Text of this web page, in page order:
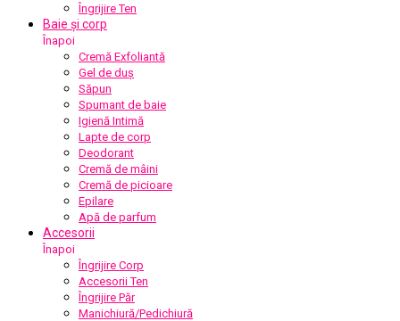
Îngrijire Ten
Baie și corp
Înapoi
Cremă Exfoliantă
Gel de duș
Săpun
Spumant de baie
Igienă Intimă
Lapte de corp
Deodorant
Cremă de mâini
Cremă de picioare
Epilare
Apă de parfum
Accesorii
Înapoi
Îngrijire Corp
Accesorii Ten
Îngrijire Păr
Manichiură/Pedichiură